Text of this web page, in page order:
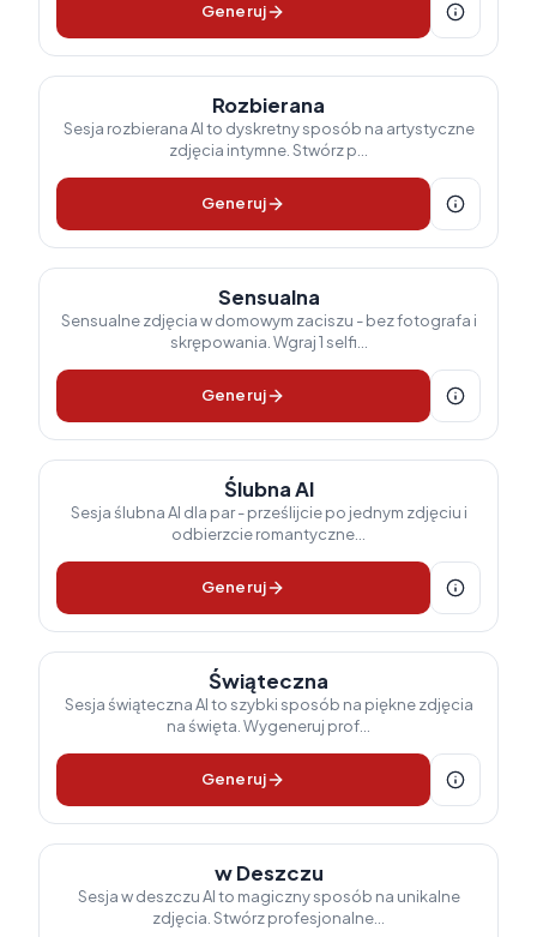
Generuj
Rozbierana
Sesja rozbierana AI to dyskretny sposób na artystyczne
zdjęcia intymne. Stwórz p...
Generuj
Sensualna
Sensualne zdjęcia w domowym zaciszu - bez fotografa i
skrępowania. Wgraj 1 selfi...
Generuj
Ślubna AI
Sesja ślubna AI dla par - prześlijcie po jednym zdjęciu i
odbierzcie romantyczne...
Generuj
Świąteczna
Sesja świąteczna AI to szybki sposób na piękne zdjęcia
na święta. Wygeneruj prof...
Generuj
w Deszczu
Sesja w deszczu AI to magiczny sposób na unikalne
zdjęcia. Stwórz profesjonalne...